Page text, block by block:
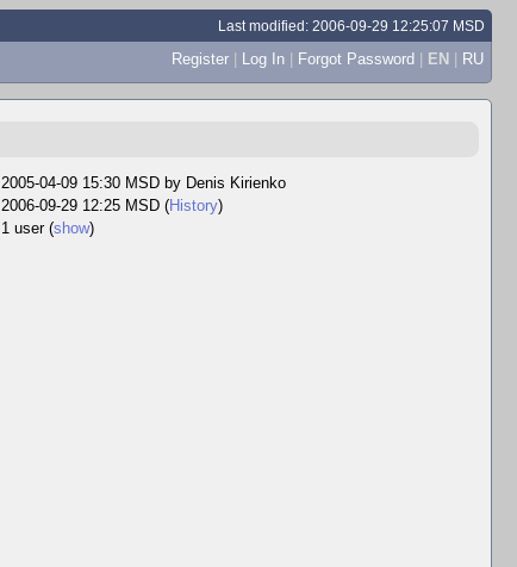
Last modified: 2006-09-29 12:25:07 MSD
Register | Log In | Forgot Password | EN | RU
2005-04-09 15:30 MSD by Denis Kirienko
2006-09-29 12:25 MSD (History)
1 user (show)